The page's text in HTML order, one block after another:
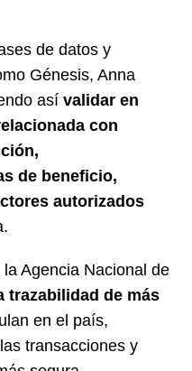
de datos y
Génesis, Anna
así validar en
con
de beneficio,
autorizados
Agencia Nacional de
trazabilidad de más
en el país,
transacciones y